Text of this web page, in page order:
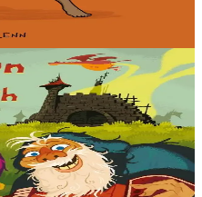
château un bouffon
Trop de la chance,